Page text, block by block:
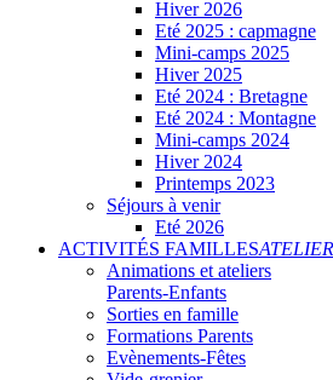
Hiver 2026
Eté 2025 : capmagne
Mini-camps 2025
Hiver 2025
Eté 2024 : Bretagne
Eté 2024 : Montagne
Mini-camps 2024
Hiver 2024
Printemps 2023
Séjours à venir
Eté 2026
ACTIVITÉS FAMILLES
Animations et ateliers
Parents-Enfants
Sorties en famille
Formations Parents
Evènements-Fêtes